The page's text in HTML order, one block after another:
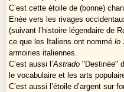
C’est cette étoile de (bonne)
Enée vers les rivages
(suivant l’histoire légendaire de
ce que les Italiens ont nommélo
armoiries italiennes.
C’est aussi l’Astrado "Destinée"
le vocabulaire et les arts
C’est aussi l’étoile d’argent sur